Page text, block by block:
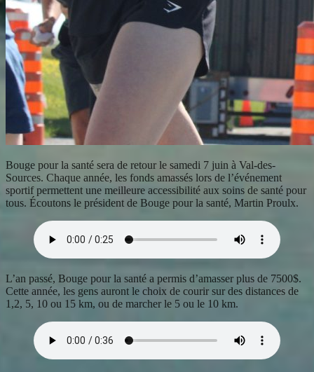
Bouge pour la santé sera de retour le samedi 7 juin à Val-des-
Sources. Chaque année, les fonds amassés lors de l’événement
sportif permettent une meilleure accessibilité aux soins de santé pour
tous. Écoutons le président de Bouge pour la santé, Martin Proulx.
L’an passé, Bouge pour la santé a permis d’amasser plus de 7500$.
Cette année, les gens auront le choix de courir sur des distances de
1,2, 5, 10 ou 15 km, ou de marcher le 5 ou le 10 km.